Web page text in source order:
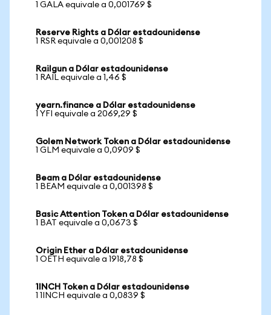
1 GALA equivale a 0,001769 $
Reserve Rights a Dólar estadounidense
1 RSR equivale a 0,001208 $
Railgun a Dólar estadounidense
1 RAIL equivale a 1,46 $
yearn.finance a Dólar estadounidense
1 YFI equivale a 2069,29 $
Golem Network Token a Dólar estadounidense
1 GLM equivale a 0,0909 $
Beam a Dólar estadounidense
1 BEAM equivale a 0,001398 $
Basic Attention Token a Dólar estadounidense
1 BAT equivale a 0,0673 $
Origin Ether a Dólar estadounidense
1 OETH equivale a 1918,78 $
1INCH Token a Dólar estadounidense
1 1INCH equivale a 0,0839 $